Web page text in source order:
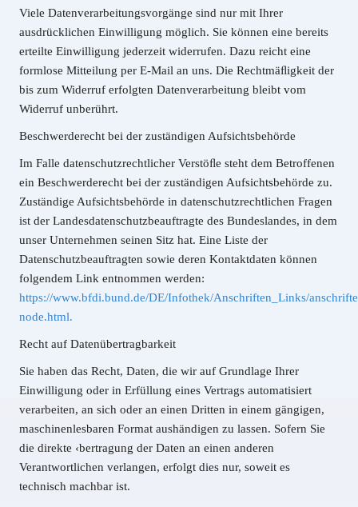
Viele Datenverarbeitungsvorgänge sind nur mit Ihrer
ausdrücklichen Einwilligung möglich. Sie können eine bereits
erteilte Einwilligung jederzeit widerrufen. Dazu reicht eine
formlose Mitteilung per E-Mail an uns. Die Rechtmäﬂigkeit der
bis zum Widerruf erfolgten Datenverarbeitung bleibt vom
Widerruf unberührt.
Beschwerderecht bei der zuständigen Aufsichtsbehörde
Im Falle datenschutzrechtlicher Verstöﬂe steht dem Betroffenen
ein Beschwerderecht bei der zuständigen Aufsichtsbehörde zu.
Zuständige Aufsichtsbehörde in datenschutzrechtlichen Fragen
ist der Landesdatenschutzbeauftragte des Bundeslandes, in dem
unser Unternehmen seinen Sitz hat. Eine Liste der
Datenschutzbeauftragten sowie deren Kontaktdaten können
folgendem Link entnommen werden:
https://www.bfdi.bund.de/DE/Infothek/Anschriften_Links/
node.html.
Recht auf Datenübertragbarkeit
Sie haben das Recht, Daten, die wir auf Grundlage Ihrer
Einwilligung oder in Erfüllung eines Vertrags automatisiert
verarbeiten, an sich oder an einen Dritten in einem gängigen,
maschinenlesbaren Format aushändigen zu lassen. Sofern Sie
die direkte ‹bertragung der Daten an einen anderen
Verantwortlichen verlangen, erfolgt dies nur, soweit es
technisch machbar ist.